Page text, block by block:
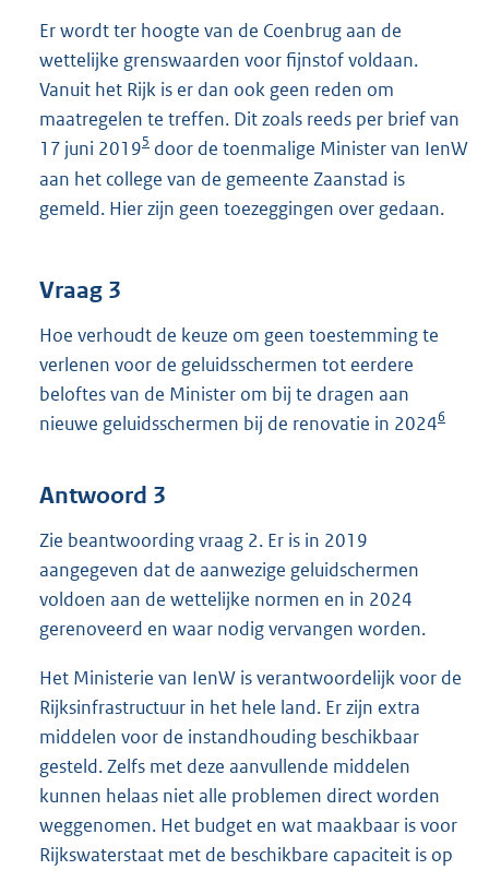
Er wordt ter hoogte van de Coenbrug aan de
wettelijke grenswaarden voor fijnstof voldaan.
Vanuit het Rijk is er dan ook geen reden om
maatregelen te treffen. Dit zoals reeds per brief van
17 juni 20195 door de toenmalige Minister van IenW
aan het college van de gemeente Zaanstad is
gemeld. Hier zijn geen toezeggingen over gedaan.
Vraag 3
Hoe verhoudt de keuze om geen toestemming te
verlenen voor de geluidsschermen tot eerdere
beloftes van de Minister om bij te dragen aan
nieuwe geluidsschermen bij de renovatie in 20246
Antwoord 3
Zie beantwoording vraag 2. Er is in 2019
aangegeven dat de aanwezige geluidschermen
voldoen aan de wettelijke normen en in 2024
gerenoveerd en waar nodig vervangen worden.
Het Ministerie van IenW is verantwoordelijk voor de
Rijksinfrastructuur in het hele land. Er zijn extra
middelen voor de instandhouding beschikbaar
gesteld. Zelfs met deze aanvullende middelen
kunnen helaas niet alle problemen direct worden
weggenomen. Het budget en wat maakbaar is voor
Rijkswaterstaat met de beschikbare capaciteit is op